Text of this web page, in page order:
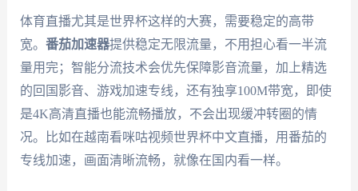
体育直播尤其是世界杯这样的大赛，需要稳定的高带
宽。 番茄加速器提供稳定无限流量，不用担心看一半流
量用完；智能分流技术会优先保障影音流量，加上精选
的回国影音、游戏加速专线，还有独享100M带宽，即使
是4K高清直播也能流畅播放，不会出现缓冲转圈的情
况。比如在越南看咪咕视频世界杯中文直播，用番茄的
专线加速，画面清晰流畅，就像在国内看一样。